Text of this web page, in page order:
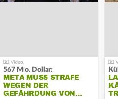
567 Mio. Dollar:
META MUSS STRAFE
WEGEN DER
GEFÄHRDUNG VON…